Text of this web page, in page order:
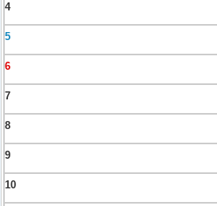
4
5
6
7
8
9
10